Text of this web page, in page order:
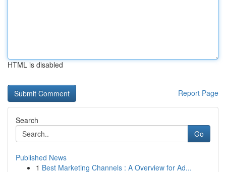
HTML is disabled
Report Page
Search
Go
Published News
1 Best Marketing Channels : A Overview for Ad...